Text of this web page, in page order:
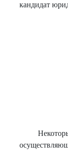
кандидат